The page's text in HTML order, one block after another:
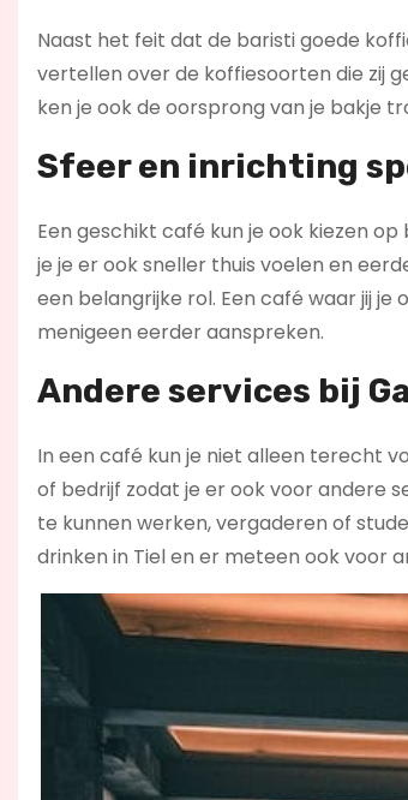
Naast het feit dat de baristi goede
vertellen over de koffiesoorten die zij
ken je ook de oorsprong van je bakje
Sfeer en inrichting
Een geschikt café kun je ook kiezen
je je er ook sneller thuis voelen en
een belangrijke rol. Een café waar jij
menigeen eerder aanspreken.
Andere services bij
In een café kun je niet alleen terecht
of bedrijf zodat je er ook voor andere
te kunnen werken, vergaderen of
drinken in Tiel en er meteen ook voor